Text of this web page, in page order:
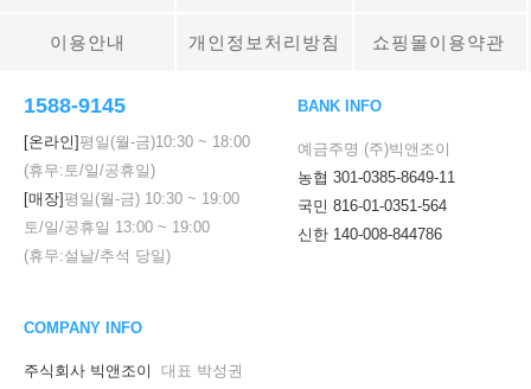
이용안내 개인정보처리방침 쇼핑몰이용약관
1588-9145
[온라인] 평일(월-금)10:30 ~ 18:00
(휴무:토/일/공휴일)
[매장] 평일(월-금) 10:30 ~ 19:00
토/일/공휴일 13:00 ~ 19:00
(휴무:설날/추석 당일)
BANK INFO
예금주명 (주)빅앤조이
농협 301-0385-8649-11
국민 816-01-0351-564
신한 140-008-844786
COMPANY INFO
주식회사 빅앤조이
대표 박성권